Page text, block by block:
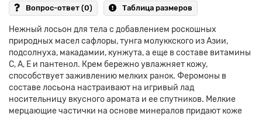
Вопрос-ответ (0) Таблица размеров
Нежный лосьон для тела с добавлением роскошных
природных масел сафлоры, тунга молуккского из Азии,
подсолнуха, макадамии, кунжута, а еще в составе витамины
С, А, Е и пантенол. Крем бережно увлажняет кожу,
способствует заживлению мелких ранок. Феромоны в
составе лосьона настраивают на игривый лад
носительницу вкусного аромата и ее спутников. Мелкие
мерцающие частички на основе минералов придают коже